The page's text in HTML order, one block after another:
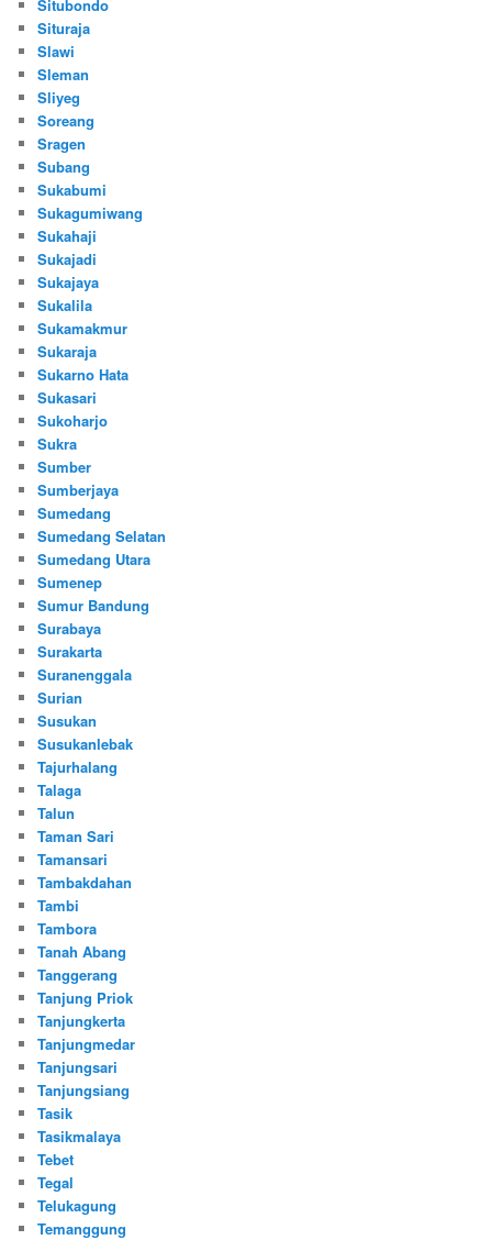
Situbondo
Situraja
Slawi
Sleman
Sliyeg
Soreang
Sragen
Subang
Sukabumi
Sukagumiwang
Sukahaji
Sukajadi
Sukajaya
Sukalila
Sukamakmur
Sukaraja
Sukarno Hata
Sukasari
Sukoharjo
Sukra
Sumber
Sumberjaya
Sumedang
Sumedang Selatan
Sumedang Utara
Sumenep
Sumur Bandung
Surabaya
Surakarta
Suranenggala
Surian
Susukan
Susukanlebak
Tajurhalang
Talaga
Talun
Taman Sari
Tamansari
Tambakdahan
Tambi
Tambora
Tanah Abang
Tanggerang
Tanjung Priok
Tanjungkerta
Tanjungmedar
Tanjungsari
Tanjungsiang
Tasik
Tasikmalaya
Tebet
Tegal
Telukagung
Temanggung